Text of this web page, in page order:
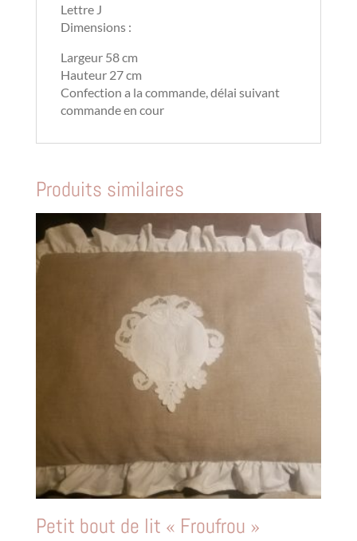
Lettre J
Dimensions :
Largeur 58 cm
Hauteur 27 cm
Confection a la commande, délai suivant
commande en cour
Produits similaires
Petit bout de lit « Froufrou »